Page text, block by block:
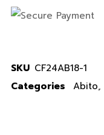
SKU CF24AB18-1
Categories
Abito,